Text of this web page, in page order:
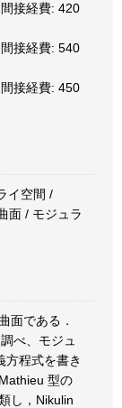
接経費: 420
接経費: 540
接経費: 450
イ空間 /
面 / モジュラ
面である．
べ、モジュ
方程式を書き
型の
し，Nikulin